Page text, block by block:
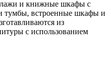
и книжные шкафы с
тумбы, встроенные шкафы и
из
с использованием